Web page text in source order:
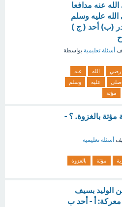
عنه مدافعا
عليه وسلم
(ب) أحد ( ج )
أسئلة تعليمية بواسطة
رضي الله
عنه
صلى عليه
وسلم
مؤتة
بالغزوة. ؟ -
أسئلة تعليمية
مؤتة بالغزوة
الوليد بسيف
معركة: أ - أحد ب